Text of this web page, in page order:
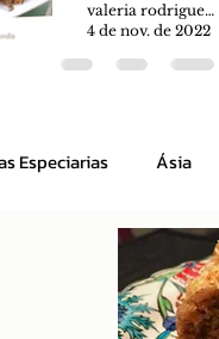
valeria rodrigues alves
4 de nov. de 2022
Especiarias Ásia